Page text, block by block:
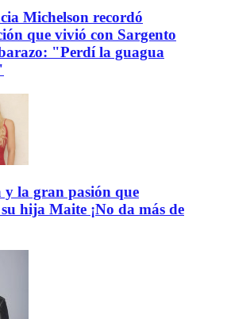
Michelson recordó
que vivió con Sargento
"Perdí la guagua
y la gran pasión que
hija Maite ¡No da más de